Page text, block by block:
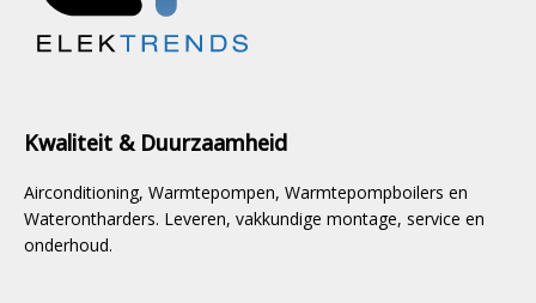
Kwaliteit & Duurzaamheid
Airconditioning, Warmtepompen, Warmtepompboilers en
Waterontharders. Leveren, vakkundige montage, service en
onderhoud.